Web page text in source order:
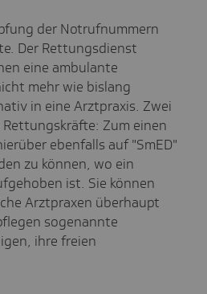
der Notrufnummern
Der Rettungsdienst
eine ambulante
mehr wie bislang
in eine Arztpraxis. Zwei
Zum einen
ebenfalls auf "SmED"
zu können, wo ein
ist. Sie können
Arztpraxen überhaupt
sogenannte
ihre freien